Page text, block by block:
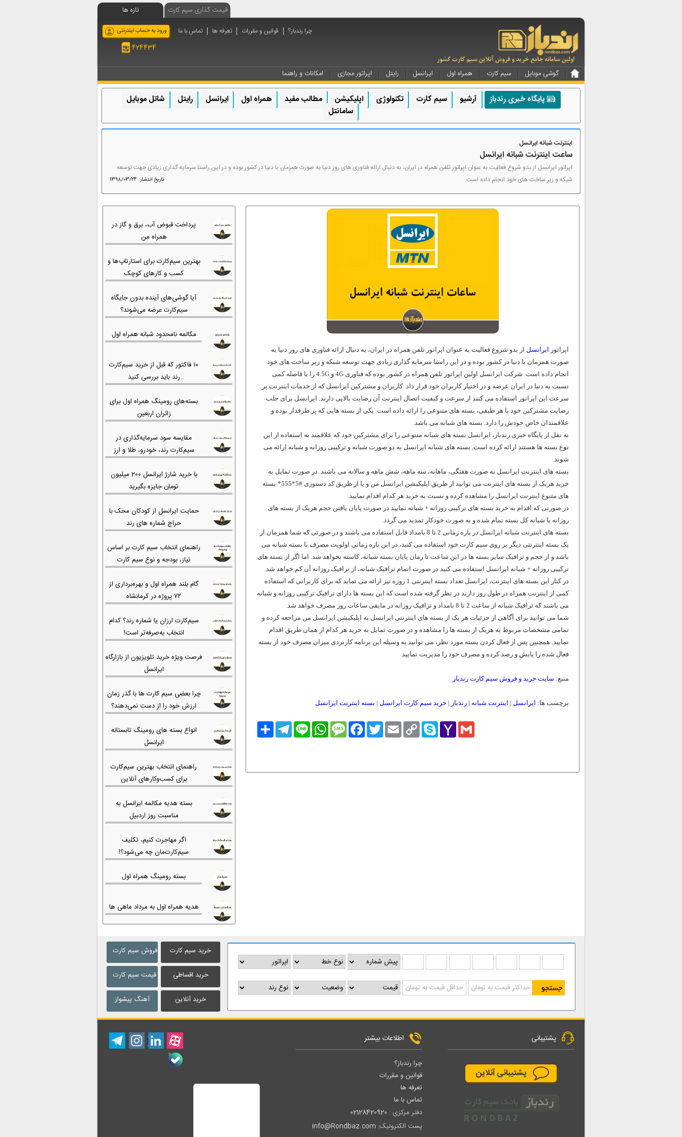
قیمت گذاری سیم کارت تازه ها
ورود به حساب اینترنتی چرا رندباز؟ قوانین و مقررات تعرفه ها تماس با ما
424434
گوشی موبایل سیم کارت همراه اول ایرانسل رایتل اپراتور مجازی امکانات و راهنما
پایگاه خبری رندباز آرشیو سیم کارت تکنولوژی اپلیکیشن مطالب مفید همراه اول ایرانسل رایتل
شاتل موبایل
سامانتل
اینترنت شبانه ایرانسل
ساعت اینترنت شبانه ایرانسل
اپراتور ایرانسل از بدو شروع فعالیت به عنوان اپراتور تلفن همراه در ایران، به دنبال ارائه فناوری های روز دنیا به صورت همزمان با دنیا در کشور بوده و در این راستا سرمایه گذاری زیادی جهت توسعه
شبکه و زیر ساخت های خود انجام داده است.
تاریخ انتشار: 1398/03/24
اپراتور ایرانسل از بدو شروع فعالیت به عنوان اپراتور تلفن همراه در ایران، به دنبال ارائه فناوری های روز دنیا به
صورت همزمان با دنیا در کشور بوده و در این راستا سرمایه گذاری زیادی جهت توسعه شبکه و زیر ساخت های خود
انجام داده است. شرکت ایرانسل اولین اپراتور تلفن همراه در کشور بوده که فناوری 4G و 4.5G را با فاصله کمی
نسبت به دنیا در ایران عرضه و در اختیار کاربران خود قرار داد. کاربران و مشترکین ایرانسل که از خدمات اینترنت پر
سرعت این اپراتور استفاده می کنند از سرعت و کیفیت اتصال اینترنت آن رضایت بالایی دارند. ایرانسل برای جلب
رضایت مشترکین خود با هر طیفی، بسته های متنوعی را ارائه داده است. یکی از بسته هایی که پر طرفدار بوده و
علاقمندان خاص خودش را دارد. بسته های شبانه می باشد.
به نقل از پایگاه خبری رندباز، ایرانسل بسته های شبانه متنوعی را برای مشترکین خود که علاقمند به استفاده از این
نوع بسته ها هستند ارائه کرده است. بسته های شبانه ایرانسل به دو صورت شبانه و ترکیبی روزانه و شبانه ارائه می
شوند.
بسته های اینترنت ایرانسل به صورت هفتگی، ماهانه، سه ماهه، شش ماهه و سالانه می باشند. در صورت تمایل به
خرید هریک از بسته های اینترنت می توانید از طریق اپلیکیشن ایرانسل من و یا از طریق کد دستوری *555*5# بسته
های متنوع اینترنت ایرانسل را مشاهده کرده و نسبت به خرید هر کدام اقدام نمایید.
در صورتی که اقدام به خرید بسته های ترکیبی روزانه + شبانه نمایید در صورت پایان یافتن حجم هریک از بسته های
روزانه یا شبانه کل بسته تمام شده و به صورت خودکار تمدید می گردد.
بسته های اینترنت شبانه ایرانسل در بازه زمانی 2 تا 8 بامداد قابل استفاده می باشند و در صورتی که شما همزمان از
یک بسته اینترنتی دیگر بر روی سیم کارت خود استفاده می کنید، در این بازه زمانی اولویت مصرف با بسته شبانه می
باشد و از حجم و ترافیک سایر بسته ها در این ساعت تا زمان پایان بسته شبانه، کاسته نخواهد شد. اما اگر از بسته های
ترکیبی روزانه + شبانه ایرانسل استفاده می کنید در صورت اتمام ترافیک شبانه، از ترافیک روزانه آن کم خواهد شد.
در کنار این بسته های اینترنت، ایرانسل تعداد بسته اینترنتی 1 روزه نیز ارائه می نماید که برای کاربرانی که استفاده
کمی از اینترنت همراه در طول روز دارند در نظر گرفته شده است که این بسته ها دارای ترافیک ترکیبی روزانه و شبانه
می باشند که ترافیک شبانه از ساعت 2 تا 8 بامداد و ترافیک روزانه در مابقی ساعات روز مصرف خواهد شد.
شما می توانید برای آگاهی از جزئیات هر یک از بسته های اینترنتی ایرانسل به اپلیکیشن ایرانسل من مراجعه کرده و
تمامی مشخصات مربوط به هریک از بسته ها را مشاهده و در صورت تمایل به خرید هر کدام از همان طریق اقدام
نمایید. همچنین پس از فعال کردن بسته مورد نظر، می توانید به وسیله این برنامه کاربردی میزان مصرف خود از بسته
فعال شده را پایش و رصد کرده و مصرف خود را مدیریت نمایید.
منبع: سایت خرید و فروش سیم کارت رندباز
برچسب ها: ایرانسل | اینترنت شبانه | رندباز | خرید سیم کارت ایرانسل | بسته اینترنت ایرانسل
اشتراکTelegram Line
WhatsAppMessageFacebookTwitter Email
Copy
Link
Skype Yahoo Gmail
پرداخت قبوض آب، برق و گاز در
همراه من
بهترین سیم‌کارت برای استارتاپ‌ها و
کسب و کارهای کوچک
آیا گوشی‌های آینده بدون جایگاه
سیم‌کارت عرضه می‌شوند؟
مکالمه نامحدود شبانه همراه اول
۱۰ فاکتور که قبل از خرید سیم‌کارت
رند باید بررسی کنید
بسته‌های رومینگ همراه اول برای
زائران اربعین
مقایسه سود سرمایه‌گذاری در
سیم‌کارت رند، خودرو، طلا و ارز
با خرید شارژ ایرانسل 200 میلیون
تومان جایزه بگیرید
حمایت ایرانسل از کودکان محک با
حراج شماره های رند
راهنمای انتخاب سیم کارت بر اساس
نیاز، بودجه و نوع سیم کارت
گام بلند همراه اول و بهره‌برداری از
۷۲ پروژه در کرمانشاه
سیم‌کارت ارزان یا شماره رند؟ کدام
انتخاب به‌صرفه‌تر است!
فرصت ویژه خرید تلویزیون از بازارگاه
ایرانسل
چرا بعضی سیم کارت ها با گذر زمان
ارزش خود را از دست نمی‌دهند؟
انواع بسته های رومینگ تابستانه
ایرانسل
راهنمای انتخاب بهترین سیم‌کارت
برای کسب‌وکارهای آنلاین
بسته هدیه مکالمه ایرانسل به
مناسبت روز اردبیل
اگر مهاجرت کنیم، تکلیف
سیم‌کارت‌مان چه می‌شود؟!
بسته رومینگ همراه اول
هدیه همراه اول به مرداد ماهی ها
فروش سیم کارت
قیمت سیم کارت
آهنگ پیشواز
خرید سیم کارت
خرید اقساطی
خرید آنلاین
پشتیبانی
پشتیبانی آنلاین
اطلاعات بیشتر
چرا رندباز؟
قوانین و مقررات
تعرفه ها
تماس با ما
دفتر مرکزی : 02128420920
پست الکترونیک: info@Rondbaz.com